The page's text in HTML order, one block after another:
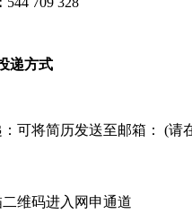
递方式
可将简历发送至邮箱： (请
维码进入网申通道